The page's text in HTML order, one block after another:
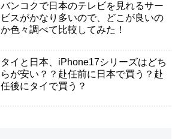
バンコクで日本のテレビを見れるサー
ビスがかなり多いので、どこが良いの
か色々調べて比較してみた！
タイと日本、iPhone17シリーズはどち
らが安い？？赴任前に日本で買う？赴
任後にタイで買う？